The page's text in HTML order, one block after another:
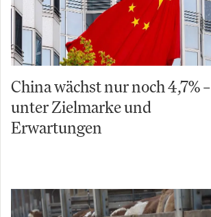
China wächst nur noch 4,7% –
unter Zielmarke und
Erwartungen